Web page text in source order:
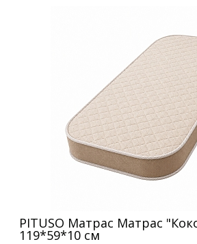
PITUSO Матрас Матрас
119*59*10 см